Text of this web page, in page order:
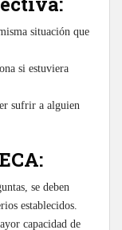
situación que
si estuviera
sufrir a alguien
se deben
establecidos.
capacidad de